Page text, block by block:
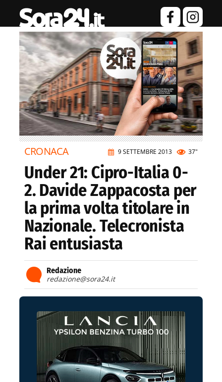
9 SETTEMBRE 2013 37"
CRONACA
Under 21: Cipro-Italia 0-
2. Davide Zappacosta per
la prima volta titolare in
Nazionale. Telecronista
Rai entusiasta
Redazione
redazione@sora24.it